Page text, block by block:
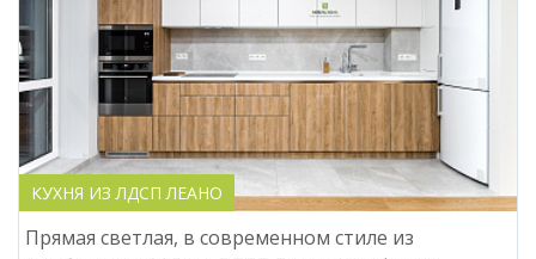
КУХНЯ ИЗ ЛДСП ЛЕАНО
Прямая светлая, в современном стиле из